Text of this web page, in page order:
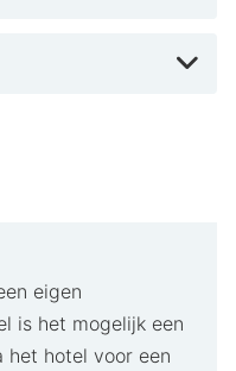
eigen
is het mogelijk een
het hotel voor een